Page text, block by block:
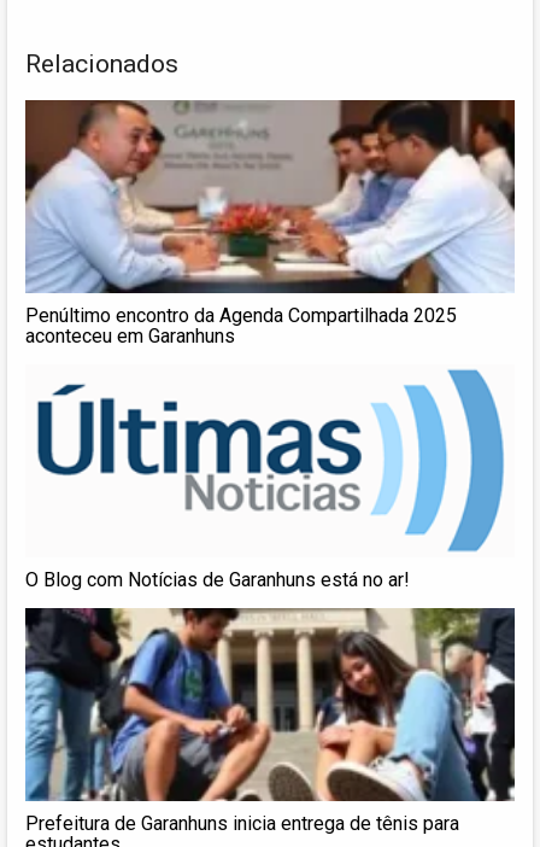
Relacionados
Penúltimo encontro da Agenda Compartilhada 2025
aconteceu em Garanhuns
O Blog com Notícias de Garanhuns está no ar!
Prefeitura de Garanhuns inicia entrega de tênis para